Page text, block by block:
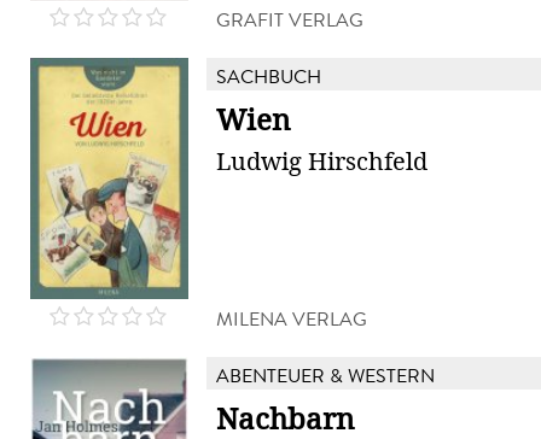
GRAFIT VERLAG
SACHBUCH
Wien
Ludwig Hirschfeld
MILENA VERLAG
ABENTEUER & WESTERN
Nachbarn